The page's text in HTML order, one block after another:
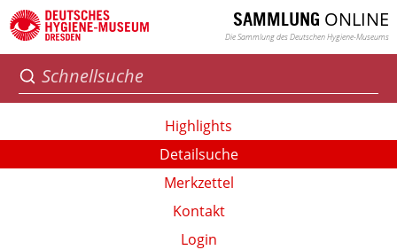
SAMMLUNG ONLINE
Die Sammlung des Deutschen Hygiene-Museums
Highlights
Detailsuche
Merkzettel
Kontakt
Login